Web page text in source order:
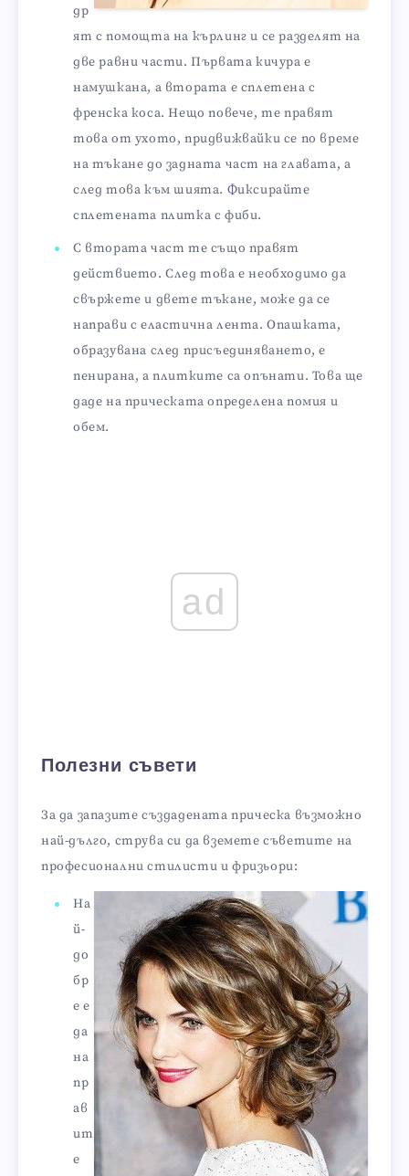
др
ят с помощта на кърлинг и се разделят на
две равни части. Първата кичура е
намушкана, а втората е сплетена с
френска коса. Нещо повече, те правят
това от ухото, придвижвайки се по време
на тъкане до задната част на главата, а
след това към шията. Фиксирайте
сплетената плитка с фиби.
С втората част те също правят
действието. След това е необходимо да
свържете и двете тъкане, може да се
направи с еластична лента. Опашката,
образувана след присъединяването, е
пенирана, а плитките са опънати. Това ще
даде на прическата определена помия и
обем.
ad
Полезни съвети
За да запазите създадената прическа възможно
най-дълго, струва си да вземете съветите на
професионални стилисти и фризьори:
На
й-
до
бр
е е
да
на
пр
ав
ит
е